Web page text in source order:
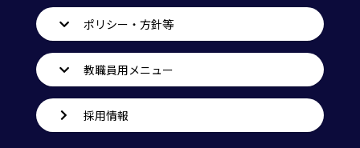
ポリシー・方針等
教職員用メニュー
採用情報